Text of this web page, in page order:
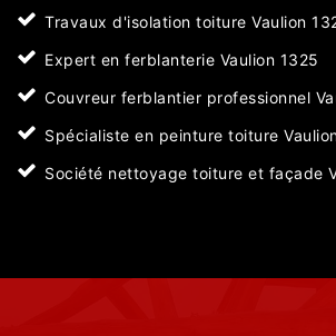
Travaux d'isolation toiture Vaulion
Expert en ferblanterie Vaulion 1325
Couvreur ferblantier professionnel
Spécialiste en peinture toiture
Société nettoyage toiture et façade